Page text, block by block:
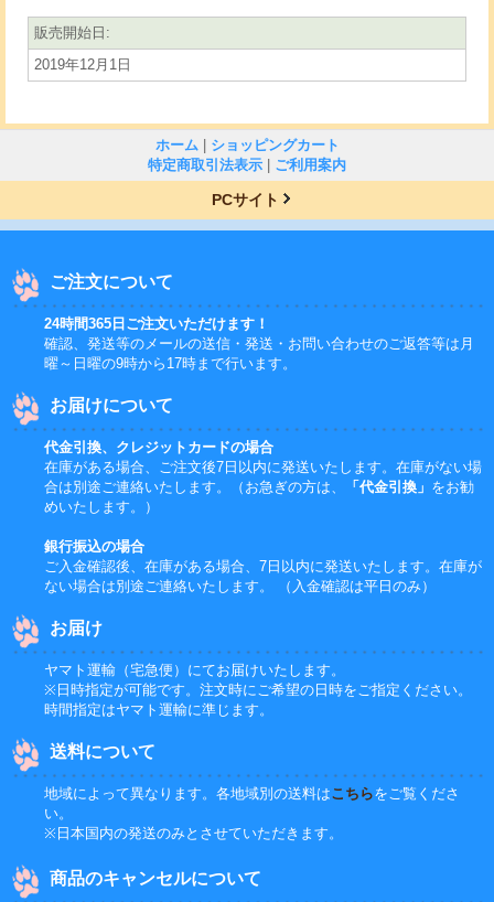
販売開始日 :
2019年12月1日
ホーム
ショッピングカート
特定商取引法表示
ご利用案内
PCサイト
ご注文について
24時間365日ご注文いただけます！
確認、発送等のメールの送信・発送・お問い合わせのご返答等は月
曜～日曜の9時から17時まで行います。
お届けについて
代金引換、クレジットカードの場合
在庫がある場合、ご注文後7日以内に発送いたします。在庫がない場
合は別途ご連絡いたします。（お急ぎの方は、
「代金引換」 をお勧
めいたします。）
銀行振込の場合
ご入金確認後、在庫がある場合、7日以内に発送いたします。在庫が
ない場合は別途ご連絡いたします。 （入金確認は平日のみ）
お届け
ヤマト運輸（宅急便）にてお届けいたします。
※日時指定が可能です。注文時にご希望の日時をご指定ください。
時間指定はヤマト運輸に準じます。
送料について
地域によって異なります。各地域別の送料はこちらをご覧くださ
い。
※日本国内の発送のみとさせていただきます。
商品のキャンセルについて